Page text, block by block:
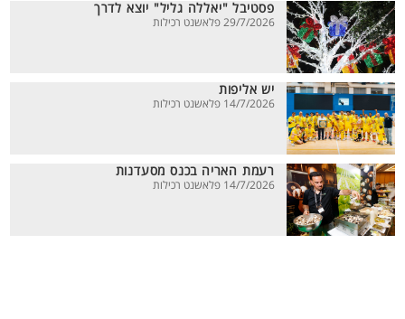
פסטיבל "יאללה גליל" יוצא לדרך
29/7/2026 פלאשנט רכילות
יש אליפות
14/7/2026 פלאשנט רכילות
רעמת האריה בכנס מסעדנות
14/7/2026 פלאשנט רכילות